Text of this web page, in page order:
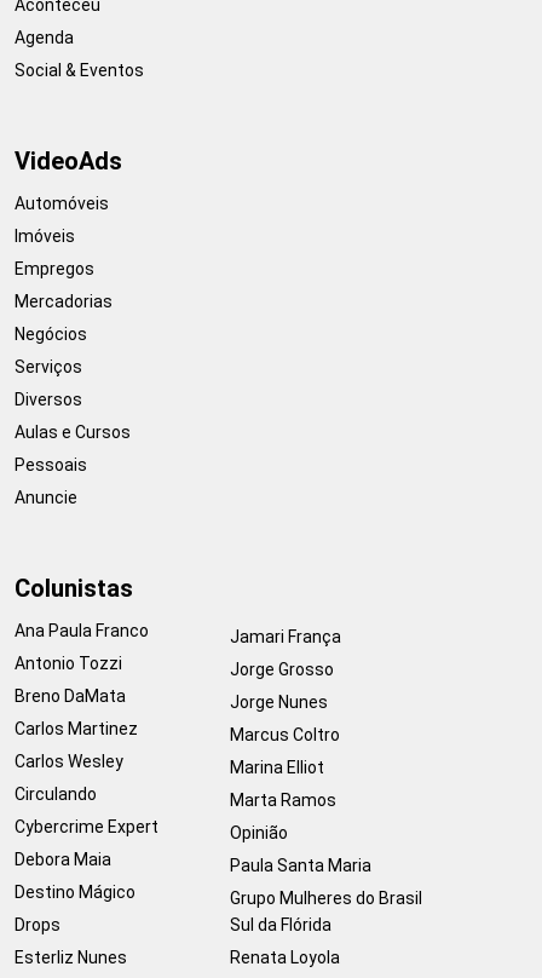
Aconteceu
Agenda
Social & Eventos
VideoAds
Automóveis
Imóveis
Empregos
Mercadorias
Negócios
Serviços
Diversos
Aulas e Cursos
Pessoais
Anuncie
Colunistas
Ana Paula Franco
Antonio Tozzi
Breno DaMata
Carlos Martinez
Carlos Wesley
Circulando
Cybercrime Expert
Debora Maia
Destino Mágico
Drops
Esterliz Nunes
Jamari França
Jorge Grosso
Jorge Nunes
Marcus Coltro
Marina Elliot
Marta Ramos
Opinião
Paula Santa Maria
Grupo Mulheres do Brasil
Sul da Flórida
Renata Loyola